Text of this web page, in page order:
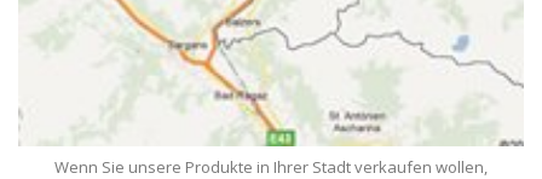
Wenn Sie unsere Produkte in Ihrer Stadt verkaufen wollen,